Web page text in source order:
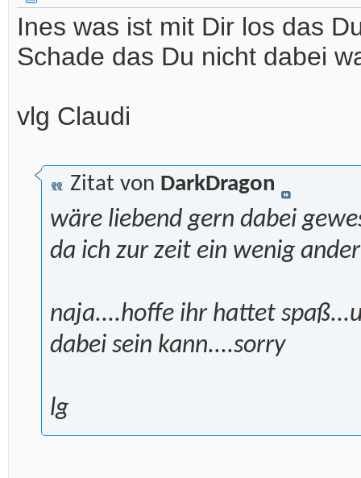
Ines was ist mit Dir los das
Schade das Du nicht dabei
vlg Claudi
Zitat von DarkDragon
wäre liebend gern dabei
da ich zur zeit ein wenig
naja....hoffe ihr hattet
dabei sein kann....sorry
lg